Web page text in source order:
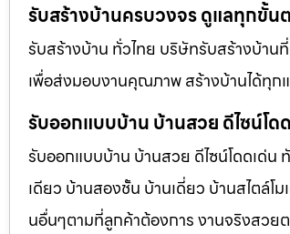
รับสร้างบ้านครบวงจร ดูแลทุกขั้
รับสร้างบ้าน ทั่วไทย บริษัทรับสร้างบ้าน
เพื่อส่งมอบงานคุณภาพ สร้างบ้านได้ทุก
รับออกแบบบ้าน บ้านสวย ดีไซน์โด
รับออกแบบบ้าน บ้านสวย ดีไซน์โดดเด่น
เดียว บ้านสองชั้น บ้านเดี่ยว บ้านสไตล์
นอื่นๆตามที่ลูกค้าต้องการ งานจริงสว